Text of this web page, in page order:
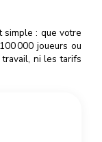
simple : que votre
000joueurs ou
ni les tarifs